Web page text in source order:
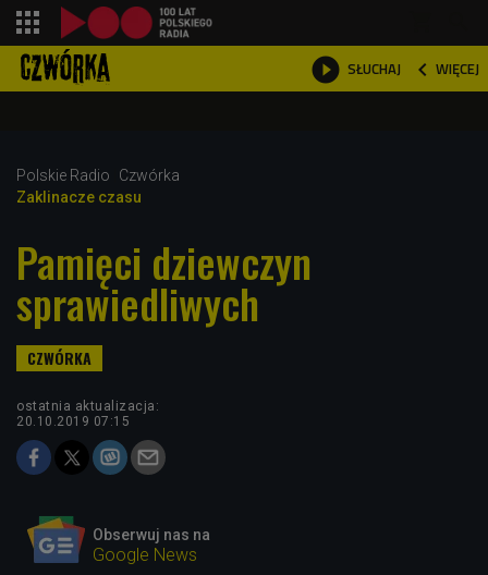
 SŁUCHAJ  WIĘCEJ

Polskie Radio
Czwórka
Zaklinacze czasu
Pamięci dziewczyn
sprawiedliwych
ostatnia aktualizacja:
20.10.2019 07:15
Obserwuj nas na
Google News